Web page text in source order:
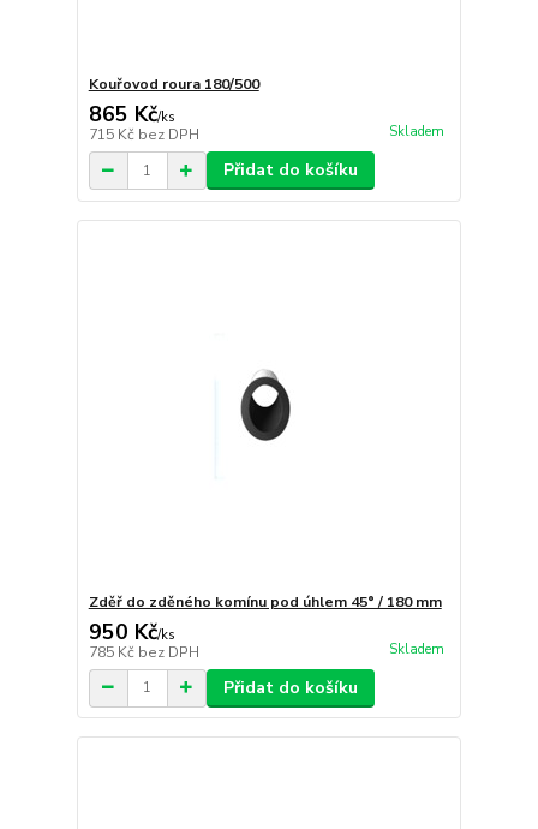
Kouřovod roura 180/500
865 Kč/ks
715 Kč bez DPH Skladem
Přidat do košíku
Zděř do zděného komínu pod úhlem 45° / 180 mm
950 Kč/ks
785 Kč bez DPH Skladem
Přidat do košíku